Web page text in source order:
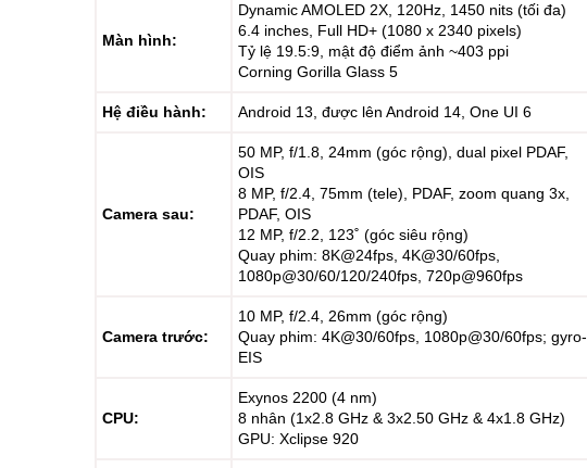
Màn hình:
Dynamic AMOLED 2X, 120Hz, 1450 nits (tối đa)
6.4 inches, Full HD+ (1080 x 2340 pixels)
Tỷ lệ 19.5:9, mật độ điểm ảnh ~403 ppi
Corning Gorilla Glass 5
Hệ điều hành: Android 13, được lên Android 14, One UI 6
Camera sau:
50 MP, f/1.8, 24mm (góc rộng), dual pixel PDAF,
OIS
8 MP, f/2.4, 75mm (tele), PDAF, zoom quang 3x,
PDAF, OIS
12 MP, f/2.2, 123˚ (góc siêu rộng)
Quay phim: 8K@24fps, 4K@30/60fps,
1080p@30/60/120/240fps, 720p@960fps
Camera trước:
10 MP, f/2.4, 26mm (góc rộng)
Quay phim: 4K@30/60fps, 1080p@30/60fps; gyro-
EIS
CPU:
Exynos 2200 (4 nm)
8 nhân (1x2.8 GHz & 3x2.50 GHz & 4x1.8 GHz)
GPU: Xclipse 920